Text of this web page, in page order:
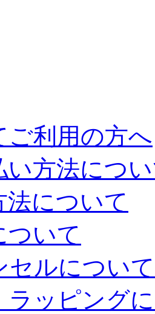
ご利用の方へ
い方法につ
法について
ついて
セルについて
ラッピング